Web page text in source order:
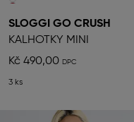
SLOGGI GO CRUSH
KALHOTKY MINI
Kč 490,00
3 ks